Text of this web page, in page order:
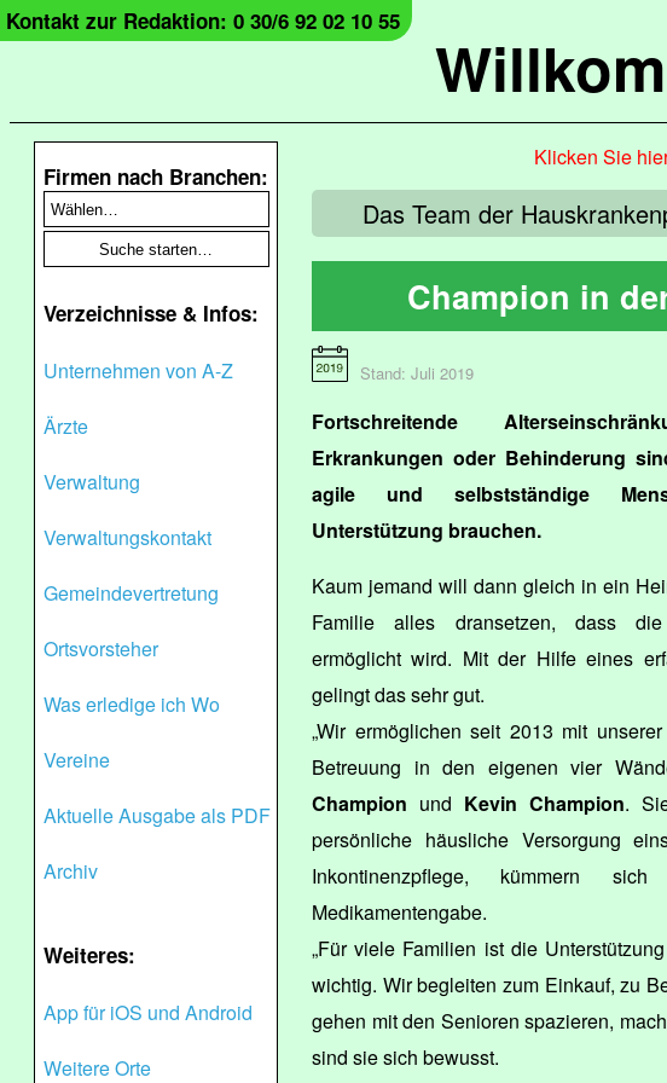
Kontakt zur Redaktion: 0 30/6 92 02 10 55
Firmen nach Branchen:
Verzeichnisse & Infos:
Unternehmen von A-Z
Ärzte
Verwaltung
Verwaltungskontakt
Gemeindevertretung
Ortsvorsteher
Was erledige ich Wo
Vereine
Aktuelle Ausgabe als PDF
Archiv
Weiteres:
App für iOS und Android
Weitere Orte
Klicken Sie
Das Team der
Champion in
Stand: Juli 2019
Fortschreitende
Erkrankungen oder Behinderung
agile und selbstständige
Unterstützung brauchen.
Kaum jemand will dann gleich in ein
Familie alles dransetzen, dass
ermöglicht wird. Mit der Hilfe eines
gelingt das sehr gut.
„Wir ermöglichen seit 2013 mit
Betreuung in den eigenen vier
Champion und Kevin Champion.
persönliche häusliche Versorgung
Inkontinenzpflege, kümmern
Medikamentengabe.
„Für viele Familien ist die
wichtig. Wir begleiten zum Einkauf, zu
gehen mit den Senioren spazieren,
sind sie sich bewusst.